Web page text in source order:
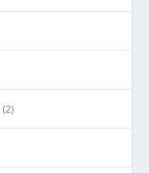
(2)